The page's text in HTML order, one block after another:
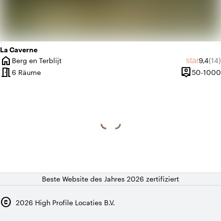
La Caverne
home
Ort
Berg en Terblijt star9,4(14)
meeting_room6 Räume person_pin
Kapazität
50-1000
Beste Website des Jahres 2026 zertifiziert
copyright 2026 High Profile Locaties B.V.